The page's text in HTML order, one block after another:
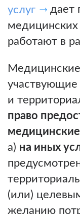
услуг
дает
медицинских
работают в
и
право
медицинские
а) на иных
(или)
желанию